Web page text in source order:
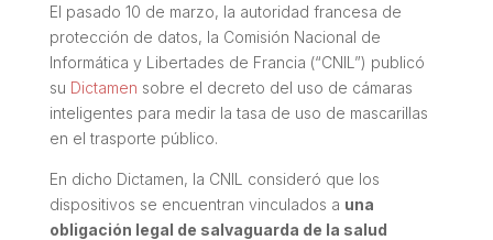
El pasado 10 de marzo, la autoridad francesa de
protección de datos, la Comisión Nacional de
Informática y Libertades de Francia (“CNIL”) publicó
su Dictamen sobre el decreto del uso de cámaras
inteligentes para medir la tasa de uso de mascarillas
en el trasporte público.
En dicho Dictamen, la CNIL consideró que los
dispositivos se encuentran vinculados a una
obligación legal de salvaguarda de la salud